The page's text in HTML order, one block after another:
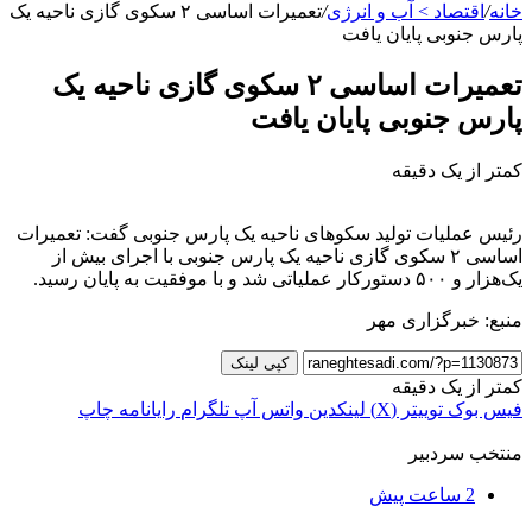
خانه/ اقتصاد > آب و انرژی/
تعمیرات اساسی ۲ سکوی گازی ناحیه یک
پارس جنوبی پایان یافت
تعمیرات اساسی ۲ سکوی گازی ناحیه یک
پارس جنوبی پایان یافت
کمتر از یک دقیقه
رئیس عملیات تولید سکوهای ناحیه یک پارس جنوبی گفت: تعمیرات
اساسی ۲ سکوی گازی ناحیه یک پارس جنوبی با اجرای بیش از
یک‌هزار و ۵۰۰ دستورکار عملیاتی شد و با موفقیت به پایان رسید.
منبع: خبرگزاری مهر
کپی لینک
کمتر از یک دقیقه
فیس بوک توییتر (X) لینکدین واتس آپ تلگرام رایانامه چاپ
منتخب سردبیر
2 ساعت پیش